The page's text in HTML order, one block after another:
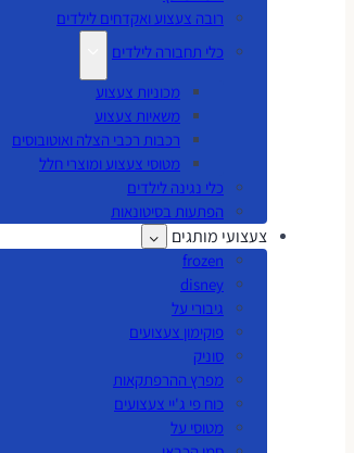
רובה צעצוע ואקדחים לילדים
כלי תחבורה לילדים
מכוניות צעצוע
משאיות צעצוע
רכבות רכבי הצלה ואוטובוסים
מטוסי צעצוע ומוצרי חלל
כלי נגינה לילדים
הפתעות בסיטונאות
צעצועי מותגים
frozen
disney
גיבורי על
פוקימון צעצועים
סוניק
מפרץ ההרפתקאות
כוח פי ג'יי צעצועים
מטוסי על